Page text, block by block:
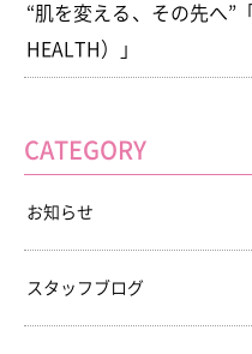
“肌を変える、その先へ”
HEALTH）」
CATEGORY
お知らせ
スタッフブログ